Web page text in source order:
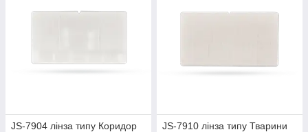
JS-7904 лінза типу Коридор
JS-7910 лінза типу Тварини